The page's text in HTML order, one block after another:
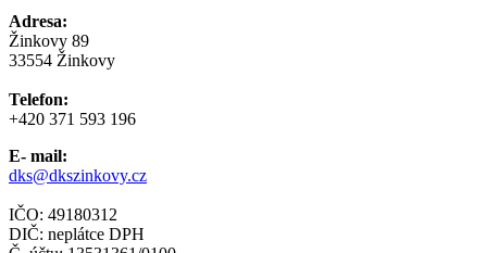
Adresa:
Žinkovy 89
33554 Žinkovy
Telefon:
+420 371 593 196
E- mail:
dks@dkszinkovy.cz
IČO: 49180312
DIČ: neplátce DPH